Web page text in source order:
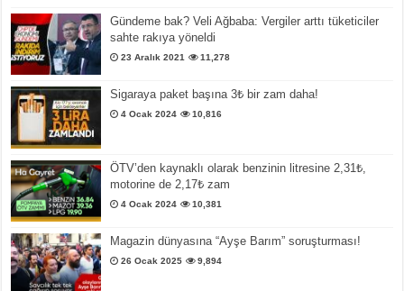
Gündeme bak? Veli Ağbaba: Vergiler arttı tüketiciler
sahte rakıya yöneldi
23 Aralık 2021 11,278
Sigaraya paket başına 3₺ bir zam daha!
4 Ocak 2024 10,816
ÖTV’den kaynaklı olarak benzinin litresine 2,31₺,
motorine de 2,17₺ zam
4 Ocak 2024 10,381
Magazin dünyasına “Ayşe Barım” soruşturması!
26 Ocak 2025 9,894